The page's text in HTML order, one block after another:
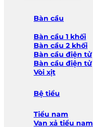
Bàn cầu
Bàn cầu 1 khối
Bàn cầu 2 khối
Bàn cầu điện tử
Bàn cầu điện tử
Vòi xịt
Bệ tiểu
Tiểu nam
Van xả tiểu nam